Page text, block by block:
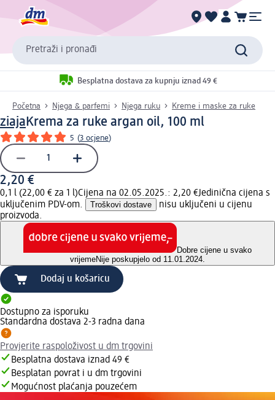
Pretraži i pronađi
Besplatna dostava za kupnju iznad 49 €
Početna Njega & parfemi Njega ruku Kreme i maske za ruke
ziaja Krema za ruke argan oil, 100 ml
5 (3 ocjene)
2,20 €
0,1 l (22,00 € za 1 l)Cijena na 02.05.2025.: 2,20 €Jedinična cijena s
uključenim PDV-om.
Troškovi dostave
nisu uključeni u cijenu
proizvoda.
Dobre cijene u svako
vrijemeNije poskupjelo od 11.01.2024.
Dodaj u košaricu
Dostupno za isporuku
Standardna dostava 2-3 radna dana
Provjerite raspoloživost u dm trgovini
Besplatna dostava iznad 49 €
Besplatan povrat i u dm trgovini
Mogućnost plaćanja pouzećem